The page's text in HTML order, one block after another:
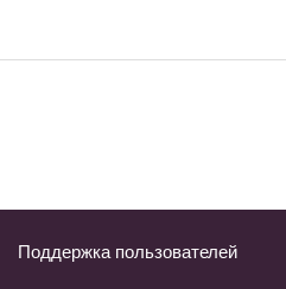
Поддержка пользователей